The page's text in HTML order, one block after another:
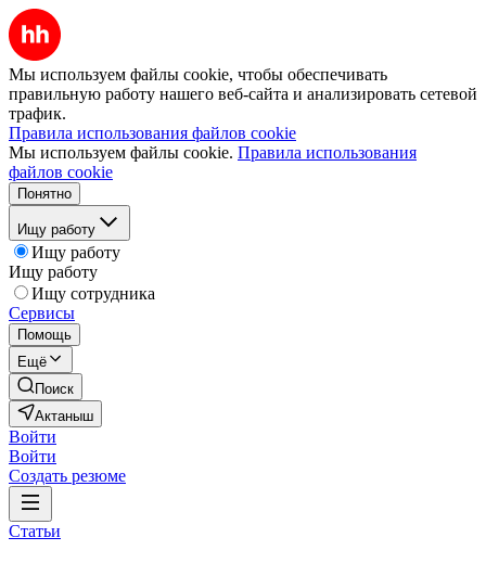
Мы используем файлы cookie, чтобы обеспечивать
правильную работу нашего веб-сайта и анализировать сетевой
трафик.
Правила использования файлов cookie
Мы используем файлы cookie. Правила использования
файлов cookie
Понятно
Ищу работу
Ищу работу
Ищу работу
Ищу сотрудника
Сервисы
Помощь
Ещё
Поиск
Актаныш
Войти
Войти
Создать резюме
Статьи